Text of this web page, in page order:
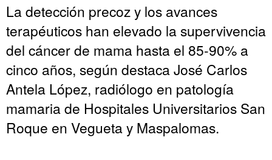
La detección precoz y los avances
terapéuticos han elevado la supervivencia
del cáncer de mama hasta el 85-90% a
cinco años, según destaca José Carlos
Antela López, radiólogo en patología
mamaria de Hospitales Universitarios San
Roque en Vegueta y Maspalomas.